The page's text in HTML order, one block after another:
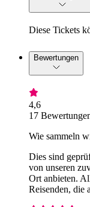
Diese Tickets
Bewertungen
4,6
17
Wie sammeln
Dies sind
von unseren
Ort anbieten.
Reisenden, die